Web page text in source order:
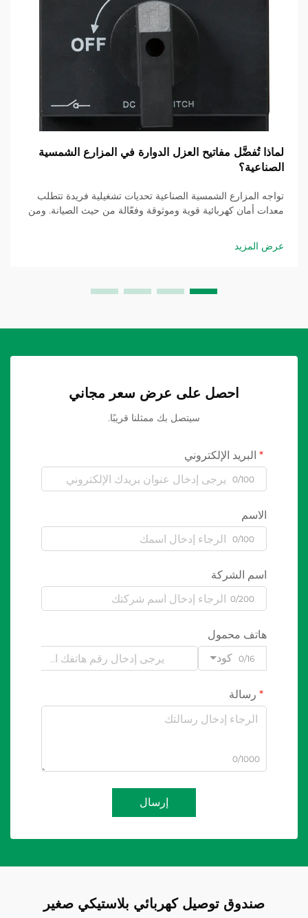
لماذا تُفضَّل مفاتيح العزل الدوارة في المزارع الشمسية
الصناعية؟
تواجه المزارع الشمسية الصناعية تحديات تشغيلية فريدة تتطلب
معدات أمان كهربائية قوية وموثوقة وفعّالة من حيث الصيانة. ومن
باعتبارها الخيار السائد...
عرض المزيد
احصل على عرض سعر مجاني
سيتصل بك ممثلنا قريبًا.
البريد الإلكتروني
0/100
الاسم
0/100
اسم الشركة
0/200
هاتف محمول
كود
0/16
رسالة
0/1000
إرسال
صندوق توصيل كهربائي بلاستيكي صغير